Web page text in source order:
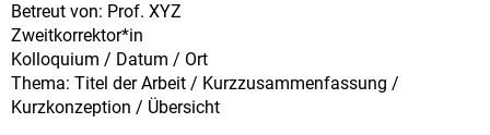
Betreut von: Prof. XYZ
Zweitkorrektor*in
Kolloquium / Datum / Ort
Thema: Titel der Arbeit / Kurzzusammenfassung /
Kurzkonzeption / Übersicht